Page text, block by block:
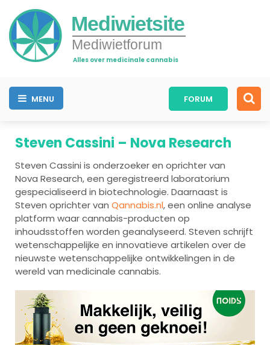
Mediwietsite
Mediwietforum
Alles over medicinale cannabis
MENU FORUM
Steven Cassini – Nova Research
Steven Cassini is onderzoeker en oprichter van
Nova Research, een geregistreerd laboratorium
gespecialiseerd in biotechnologie. Daarnaast is
Steven oprichter van Qannabis.nl, een online analyse
platform waar cannabis-producten op
inhoudsstoffen worden geanalyseerd. Steven schrijft
wetenschappelijke en innovatieve artikelen over de
nieuwste wetenschappelijke ontwikkelingen in de
wereld van medicinale cannabis.